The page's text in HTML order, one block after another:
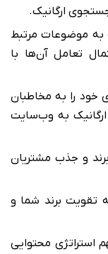
ارگانیک.
به موضوعات مرتبط
تعامل آن‌ها با
خود را به مخاطبان
به وب‌سایت
و جذب مشتریان
تقویت برند شما و
محتوایی